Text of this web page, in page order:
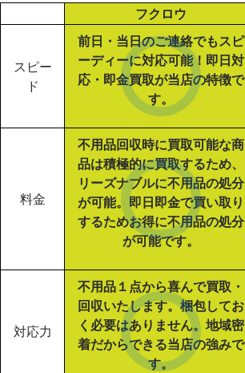
フクロウ
スピー
ド
前日・当日のご連絡でもスピ
ーディーに対応可能！即日対
応・即金買取が当店の特徴で
す。
料金
不用品回収時に買取可能な商
品は積極的に買取するため、
リーズナブルに不用品の処分
が可能。即日即金で買い取り
するためお得に不用品の処分
が可能です。
対応力
不用品１点から喜んで買取・
回収いたします。梱包してお
く必要はありません。地域密
着だからできる当店の強みで
す。